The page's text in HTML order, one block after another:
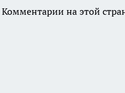
Комментарии на этой